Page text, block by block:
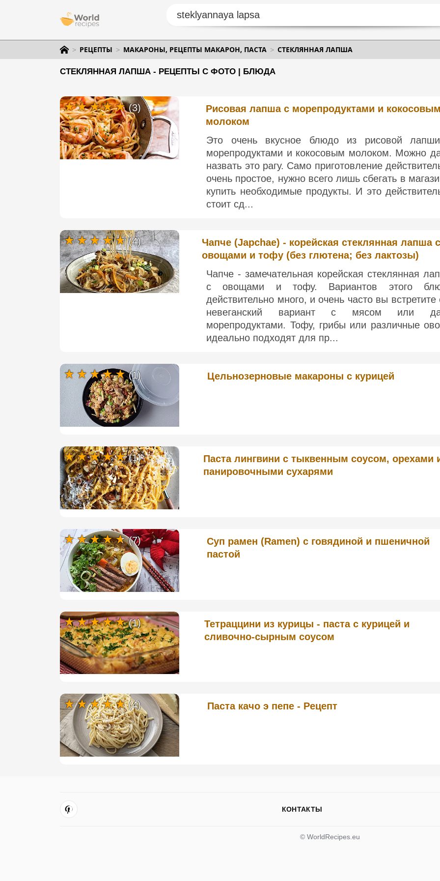
РЕЦЕПТЫ МАКАРОНЫ, РЕЦЕПТЫ МАКАРОН, ПАСТА СТЕКЛЯННАЯ ЛАПША
СТЕКЛЯННАЯ ЛАПША - РЕЦЕПТЫ С ФОТО | БЛЮДА
Рисовая лапша с морепродуктами и
молоком
Это очень вкусное блюдо из рисовой
морепродуктами и кокосовым молоком. Можно
назвать это рагу. Само приготовление
очень простое, нужно всего лишь сбегать в
купить необходимые продукты. И это
стоит сд...
(3)
Чапче (Japchae) - корейская стеклянная лапша
овощами и тофу (без глютена; без лактозы)
Чапче - замечательная корейская стеклянная
с овощами и тофу. Вариантов этого
действительно много, и очень часто вы встретите
невеганский вариант с мясом или
морепродуктами. Тофу, грибы или различные
идеально подходят для пр...
(4)
Цельнозерновые макароны с курицей
(1)
Паста лингвини с тыквенным соусом, орехами
панировочными сухарями
(1)
Суп рамен (Ramen) с говядиной и пшеничной
пастой
(7)
Тетраццини из курицы - паста с курицей и
сливочно-сырным соусом
(1)
Паста качо э пепе - Рецепт
(4)
КОНТАКТЫ
© WorldRecipes.eu